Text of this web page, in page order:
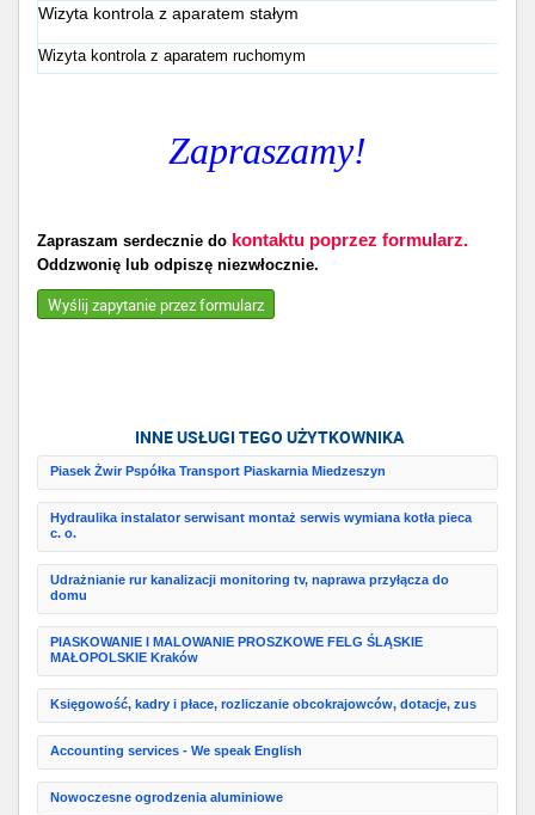
Wizyta kontrola z aparatem stałym
Wizyta kontrola z aparatem ruchomym
Zapraszamy!
Zapraszam serdecznie do kontaktu poprzez formularz.
Oddzwonię lub odpiszę niezwłocznie.
Wyślij zapytanie przez formularz
INNE USŁUGI TEGO UŻYTKOWNIKA
Piasek Żwir Pspółka Transport Piaskarnia Miedzeszyn
Hydraulika instalator serwisant montaż serwis wymiana kotła pieca
c. o.
Udrażnianie rur kanalizacji monitoring tv, naprawa przyłącza do
domu
PIASKOWANIE I MALOWANIE PROSZKOWE FELG ŚLĄSKIE
MAŁOPOLSKIE Kraków
Księgowość, kadry i płace, rozliczanie obcokrajowców, dotacje, zus
Accounting services - We speak English
Nowoczesne ogrodzenia aluminiowe